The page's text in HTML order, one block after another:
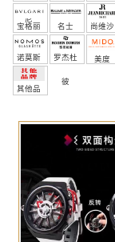
尼
宝格丽 名士 尚维沙
诺莫斯
罗杰杜
彼
美度
其他品